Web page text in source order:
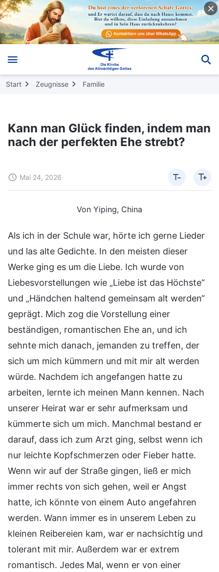
Start Zeugnisse Familie
Kann man Glück finden, indem man
nach der perfekten Ehe strebt?
Mai 24, 2026
Von Yiping, China
Als ich in der Schule war, hörte ich gerne Lieder
und las alte Gedichte. In den meisten dieser
Werke ging es um die Liebe. Ich wurde von
Liebesvorstellungen wie „Liebe ist das Höchste“
und „Händchen haltend gemeinsam alt werden“
geprägt. Mich zog die Vorstellung einer
beständigen, romantischen Ehe an, und ich
sehnte mich danach, jemanden zu treffen, der
sich um mich kümmern und mit mir alt werden
würde. Nachdem ich angefangen hatte zu
arbeiten, lernte ich meinen Mann kennen. Nach
unserer Heirat war er sehr aufmerksam und
kümmerte sich um mich. Manchmal bestand er
darauf, dass ich zum Arzt ging, selbst wenn ich
nur leichte Kopfschmerzen oder Fieber hatte.
Wenn wir auf der Straße gingen, ließ er mich
immer rechts von sich gehen, weil er Angst
hatte, ich könnte von einem Auto angefahren
werden. Wann immer es in unserem Leben zu
kleinen Reibereien kam, war er nachsichtig und
tolerant mit mir. Außerdem war er extrem
romantisch. Jedes Mal, wenn er von einer